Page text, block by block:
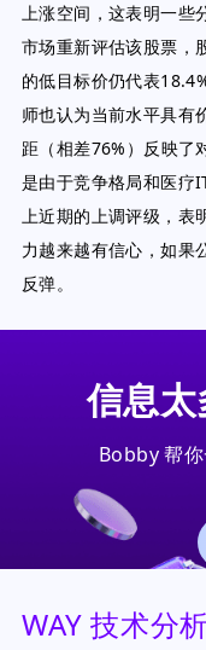
上涨空间，这表明一些
市场重新评估该股票，
的低目标价仍代表
师也认为当前水平具有
距（相差76%）反映了
是由于竞争格局和医疗
上近期的上调评级，表
力越来越有信心，如果
反弹。
信息太
Bobby 帮
WAY 技术分